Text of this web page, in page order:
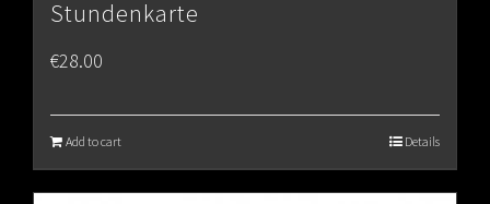
Stundenkarte
€28.00
Add to cart Details